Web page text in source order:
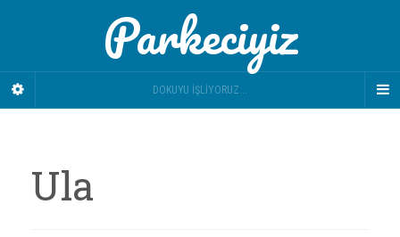
Parkeciyiz
DOKUYU İŞLIYORUZ...
Ula